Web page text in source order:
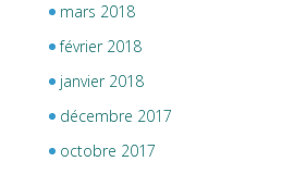
mars 2018
février 2018
janvier 2018
décembre 2017
octobre 2017